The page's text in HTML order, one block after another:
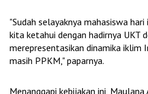
"Sudah selayaknya mahasiswa hari
kita ketahui dengan hadirnya UKT
merepresentasikan dinamika iklim
masih PPKM," paparnya.
Menanggapi kebijakan ini,